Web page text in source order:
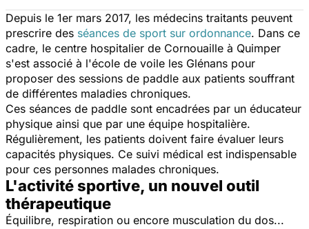
Depuis le 1er mars 2017, les médecins traitants peuvent
prescrire des séances de sport sur ordonnance. Dans ce
cadre, le centre hospitalier de Cornouaille à Quimper
s'est associé à l'école de voile les Glénans pour
proposer des sessions de paddle aux patients souffrant
de différentes maladies chroniques.
Ces séances de paddle sont encadrées par un éducateur
physique ainsi que par une équipe hospitalière.
Régulièrement, les patients doivent faire évaluer leurs
capacités physiques. Ce suivi médical est indispensable
pour ces personnes malades chroniques.
L'activité sportive, un nouvel outil
thérapeutique
Équilibre, respiration ou encore musculation du dos...